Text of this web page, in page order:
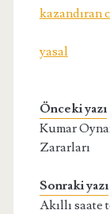
kazandıran
yasal
Önceki yazı
Kumar
Zararları
Sonraki yazı
Akıllı saate